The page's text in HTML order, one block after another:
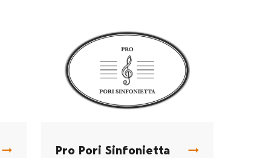
Pro Pori Sinfonietta